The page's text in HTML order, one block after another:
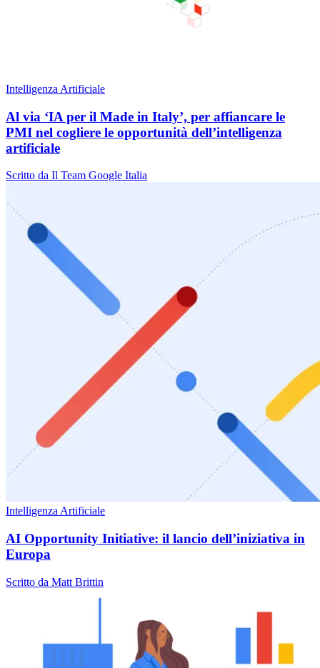
Intelligenza Artificiale
Al via ‘IA per il Made in Italy’, per affiancare le
PMI nel cogliere le opportunità dell’intelligenza
artificiale
Scritto da Il Team Google Italia
Intelligenza Artificiale
AI Opportunity Initiative: il lancio dell’iniziativa in
Europa
Scritto da Matt Brittin